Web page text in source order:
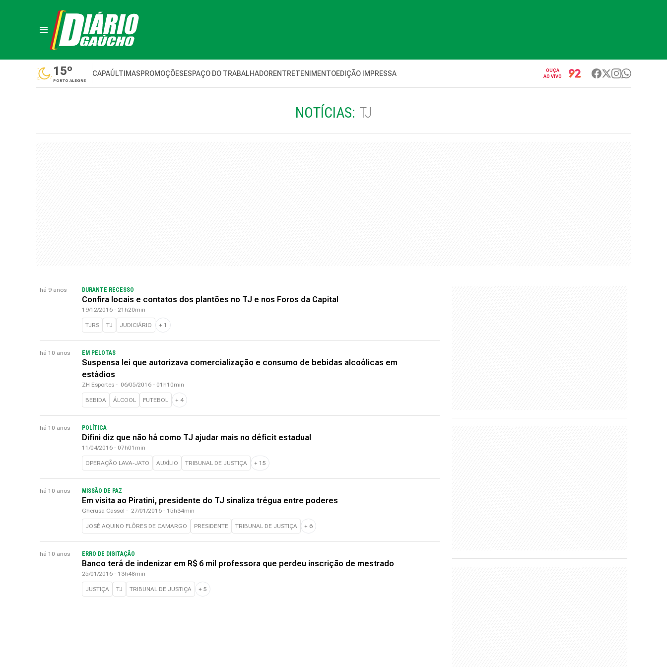
15º
PORTO ALEGRE
CAPAÚLTIMASPROMOÇÕESESPAÇO DO TRABALHADORENTRETENIMENTOEDIÇÃO IMPRESSA
OUÇA
AO VIVO
NOTÍCIAS: TJ
há 9 anos DURANTE RECESSO
Confira locais e contatos dos plantões no TJ e nos Foros da Capital
19/12/2016 - 21h20min
TJRS TJ JUDICIÁRIO + 1
há 10 anos EM PELOTAS
Suspensa lei que autorizava comercialização e consumo de bebidas alcoólicas em
estádios
ZH Esportes - 06/05/2016 - 01h10min
BEBIDA ÁLCOOL FUTEBOL + 4
há 10 anos POLÍTICA
Difini diz que não há como TJ ajudar mais no déficit estadual
11/04/2016 - 07h01min
OPERAÇÃO LAVA-JATO AUXÍLIO TRIBUNAL DE JUSTIÇA + 15
há 10 anos MISSÃO DE PAZ
Em visita ao Piratini, presidente do TJ sinaliza trégua entre poderes
Gherusa Cassol - 27/01/2016 - 15h34min
JOSÉ AQUINO FLÔRES DE CAMARGO PRESIDENTE TRIBUNAL DE JUSTIÇA + 6
há 10 anos ERRO DE DIGITAÇÃO
Banco terá de indenizar em R$ 6 mil professora que perdeu inscrição de mestrado
25/01/2016 - 13h48min
JUSTIÇA TJ TRIBUNAL DE JUSTIÇA + 5